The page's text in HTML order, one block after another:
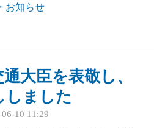
お知らせ
大臣を表敬し、
しました
10 11:29